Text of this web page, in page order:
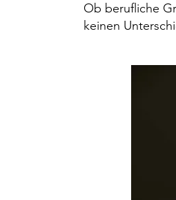
Ob berufliche
keinen